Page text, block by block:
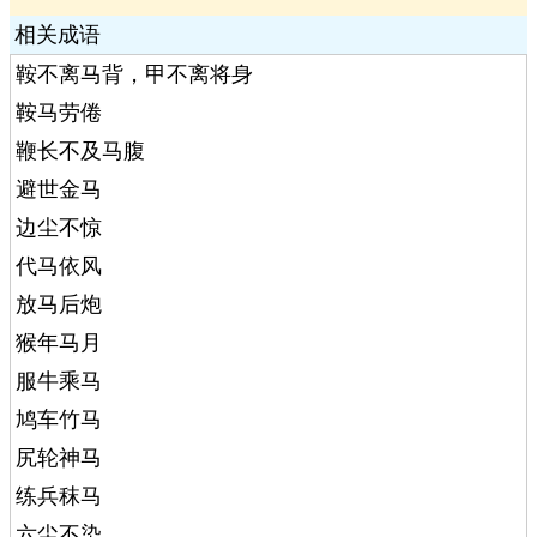
相关成语
鞍不离马背，甲不离将身
鞍马劳倦
鞭长不及马腹
避世金马
边尘不惊
代马依风
放马后炮
猴年马月
服牛乘马
鸠车竹马
尻轮神马
练兵秣马